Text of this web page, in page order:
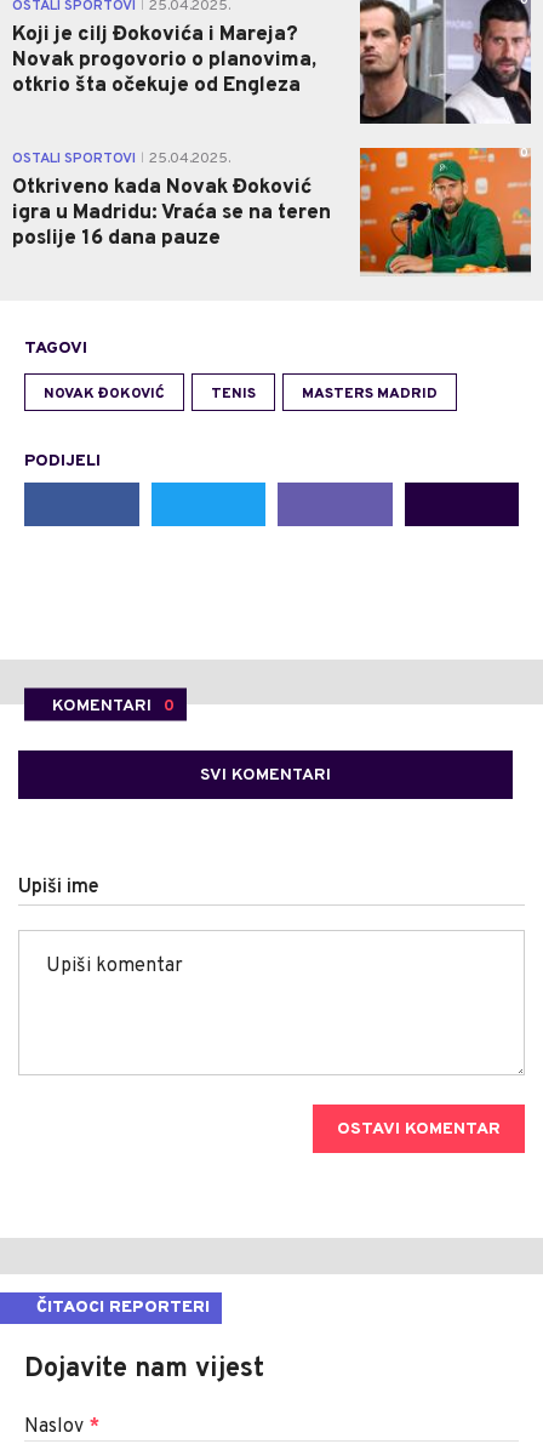
OSTALI SPORTOVI 25.04.2025.
Koji je cilj Đokovića i Mareja?
Novak progovorio o planovima,
otkrio šta očekuje od Engleza
OSTALI SPORTOVI 25.04.2025.
Otkriveno kada Novak Đoković
igra u Madridu: Vraća se na teren
poslije 16 dana pauze
0
TAGOVI
NOVAK ĐOKOVIĆ TENIS MASTERS MADRID
PODIJELI
KOMENTARI 0
SVI KOMENTARI
Upiši ime
OSTAVI KOMENTAR
ČITAOCI REPORTERI
Dojavite nam vijest
Naslov *